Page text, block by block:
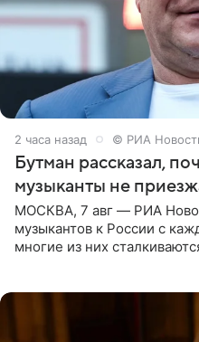
2 часа назад © РИА
Бутман рассказал,
музыканты не
МОСКВА, 7 авг — РИА
музыкантов к России с
многие из них